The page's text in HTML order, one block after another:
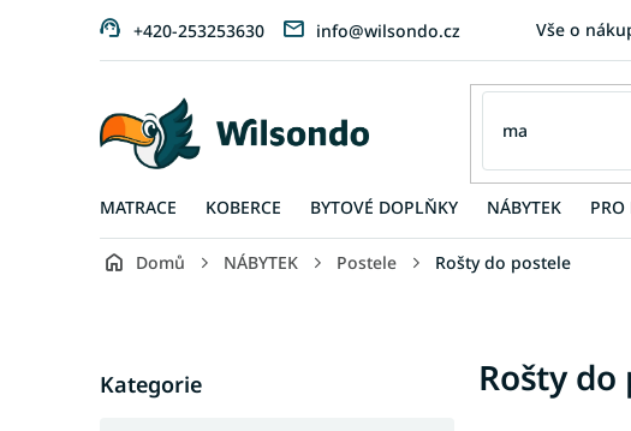
+420-253253630 info@wilsondo.cz Vše o
MATRACE KOBERCE BYTOVÉ DOPLŇKY NÁBYTEK PRO
Domů NÁBYTEK Postele Rošty do postele
t
r
kategorie
Kategorie Rošty do